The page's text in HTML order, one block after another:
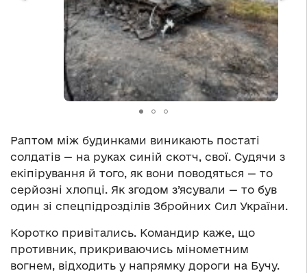
Раптом між будинками виникають постаті
солдатів — на руках синій скотч, свої. Судячи з
екіпірування й того, як вони поводяться — то
серйозні хлопці. Як згодом з’ясували — то був
один зі спецпідрозділів Збройних Сил України.
Коротко привітались. Командир каже, що
противник, прикриваючись мінометним
вогнем, відходить у напрямку дороги на Бучу.